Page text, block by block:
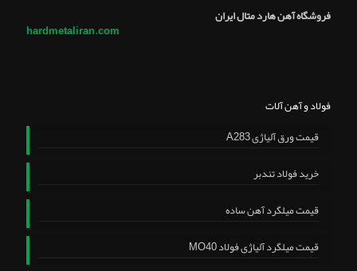
فروشگاه آهن هارد متال ایران
hardmetaliran.com
فولاد و آهن آلات
قیمت ورق آلیاژی A283
خرید فولاد تندبر
قیمت میلگرد آهن ساده
قیمت میلگرد آلیاژی فولاد MO40